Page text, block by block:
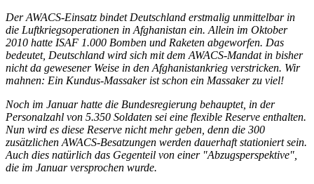
Der AWACS-Einsatz bindet Deutschland erstmalig unmittelbar in
die Luftkriegsoperationen in Afghanistan ein. Allein im Oktober
2010 hatte ISAF 1.000 Bomben und Raketen abgeworfen. Das
bedeutet, Deutschland wird sich mit dem AWACS-Mandat in bisher
nicht da gewesener Weise in den Afghanistankrieg verstricken. Wir
mahnen: Ein Kundus-Massaker ist schon ein Massaker zu viel!
Noch im Januar hatte die Bundesregierung behauptet, in der
Personalzahl von 5.350 Soldaten sei eine flexible Reserve enthalten.
Nun wird es diese Reserve nicht mehr geben, denn die 300
zusätzlichen AWACS-Besatzungen werden dauerhaft stationiert sein.
Auch dies natürlich das Gegenteil von einer "Abzugsperspektive",
die im Januar versprochen wurde.